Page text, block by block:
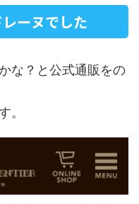
ーヌでした
な？と公式通販をの
。